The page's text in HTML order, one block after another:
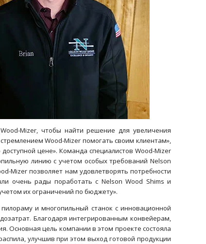
Mizer, чтобы найти решение для увеличения
Wood-Mizer помогать своим клиентам»,
цене». Команда специалистов Wood-Mizer
линию с учетом особых требований Nelson
Mizer позволяет нам удовлетворять потребности
очень рады поработать с Nelson Wood Shims и
их ограничений по бюджету».
и многопильный станок с инновационной
Благодаря интегрированным конвейерам,
Основная цель компании в этом проекте состояла
улучшив при этом выход готовой продукции